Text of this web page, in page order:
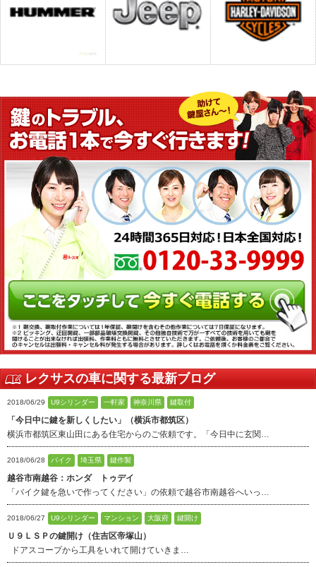
レクサスの車に関する最新ブログ
2018/06/29 U9シリンダー 一軒家 神奈川県 鍵取付
「今日中に鍵を新しくしたい」（横浜市都筑区）
横浜市都筑区東山田にある住宅からのご依頼です。「今日中に玄関…
2018/06/28 バイク 埼玉県 鍵作製
越谷市南越谷：ホンダ トゥデイ
「バイク鍵を急いで作ってください」の依頼で越谷市南越谷へいっ…
2018/06/27 U9シリンダー マンション 大阪府 鍵開け
Ｕ９ＬＳＰの鍵開け（住吉区帝塚山）
ドアスコープから工具をいれて開けていきま…